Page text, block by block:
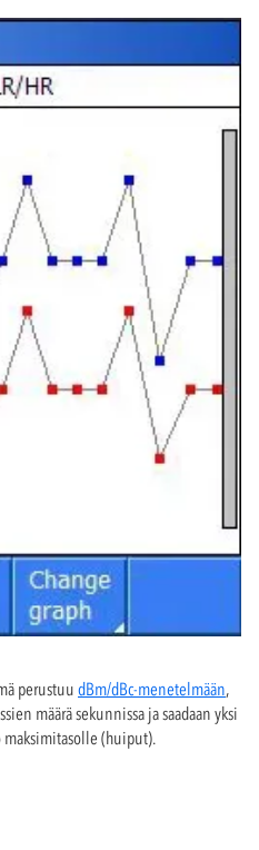
perustuu dBm/dBc-menetelmään,
määrä sekunnissa ja saadaan yksi
maksimitasolle (huiput).